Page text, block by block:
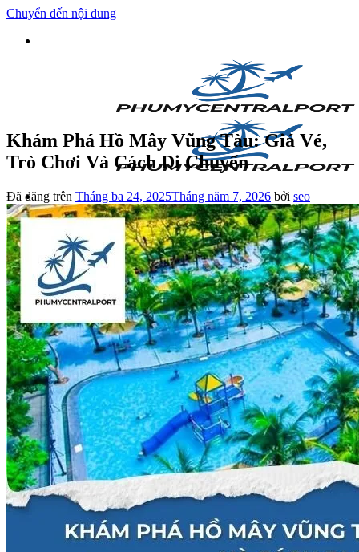
Chuyển đến nội dung
Cẩm Nang
Địa Điểm
Đặc Sản
Blog
Khám Phá Hồ Mây Vũng Tàu: Giá Vé,
Trò Chơi Và Cách Di Chuyển
Đã đăng trên Tháng ba 24, 2025Tháng năm 7, 2026 bởi seo